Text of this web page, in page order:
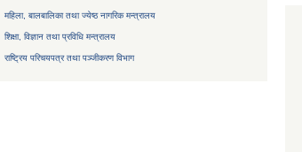
महिला, बालबालिका तथा ज्येष्ठ नागरिक मन्त्रालय
शिक्षा, विज्ञान तथा प्रविधि मन्त्रालय
राष्ट्रिय परिचयपत्र तथापञ्जीकरण विभाग